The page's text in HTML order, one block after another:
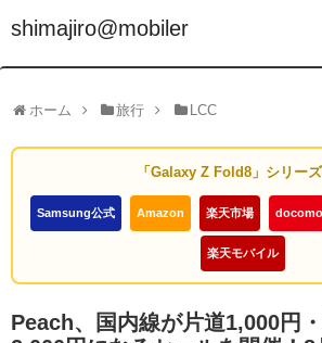
shimajiro@mobiler
ホーム 旅行 LCC
「Galaxy Z Fold8」シリー
Samsung公式 Amazon 楽天市場 docomo
楽天モバイル
Peach、国内線が片道1,000円